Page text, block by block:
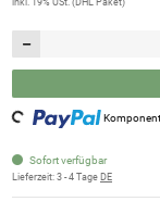
Sofort verfügbar
Lieferzeit: 3 - 4 Tage DE